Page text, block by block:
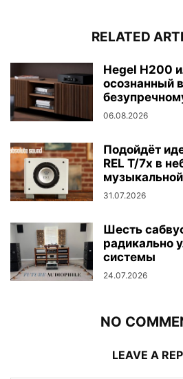
RELATED
Hegel H200
осознанный
06.08.2026
Подойдёт
REL T/7x в
31.07.2026
Шесть
радикально
системы
24.07.2026
NO
LEAVE A